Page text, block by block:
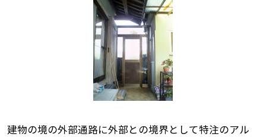
建物の境の外部通路に外部との境界として特注のアル